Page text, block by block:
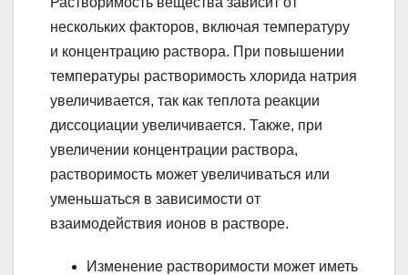
нескольких факторов, включая температуру
и концентрацию раствора. При повышении
температуры растворимость хлорида натрия
увеличивается, так как теплота реакции
диссоциации увеличивается. Также, при
увеличении концентрации раствора,
растворимость может увеличиваться или
уменьшаться в зависимости от
взаимодействия ионов в растворе.
Изменение растворимости может иметь